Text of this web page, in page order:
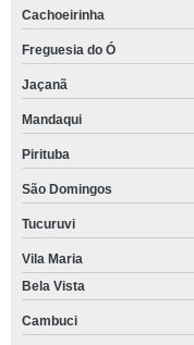
Cachoeirinha
Freguesia do Ó
Jaçanã
Mandaqui
Pirituba
São Domingos
Tucuruvi
Vila Maria
Bela Vista
Cambuci